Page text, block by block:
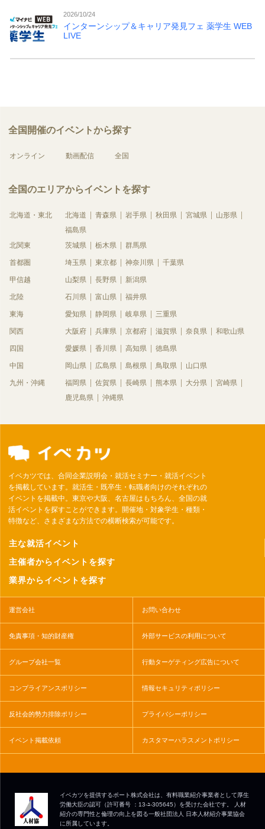
2026/10/24
インターンシップ＆キャリア発見フェ 薬学生 WEB
LIVE
全国開催のイベントから探す
オンライン 動画配信 全国
全国のエリアからイベントを探す
北海道・東北 北海道 青森県 岩手県 秋田県 宮城県
山形県
福島県
北関東
茨城県 栃木県 群馬県
首都圏 埼玉県 東京都 神奈川県 千葉県
甲信越 山梨県 長野県 新潟県
北陸 石川県 富山県 福井県
東海 愛知県 静岡県 岐阜県 三重県
関西 大阪府 兵庫県 京都府 滋賀県 奈良県 和歌山県
四国 愛媛県 香川県 高知県 徳島県
中国 岡山県 広島県 島根県 鳥取県 山口県
九州・沖縄 福岡県 佐賀県 長崎県 熊本県 大分県
宮崎県
鹿児島県
沖縄県
イベカツでは、合同企業説明会・就活セミナー・就活イベント
を掲載しています。就活生・既卒生・転職者向けのそれぞれの
イベントを掲載中。東京や大阪、名古屋はもちろん、全国の就
活イベントを探すことができます。開催地・対象学生・種類・
特徴など、さまざまな方法での横断検索が可能です。
主な就活イベント
主催者からイベントを探す
業界からイベントを探す
運営会社 お問い合わせ
免責事項・知的財産権 外部サービスの利用について
グループ会社一覧 行動ターゲティング広告について
コンプライアンスポリシー 情報セキュリティポリシー
反社会的勢力排除ポリシー プライバシーポリシー
イベント掲載依頼 カスタマーハラスメントポリシー